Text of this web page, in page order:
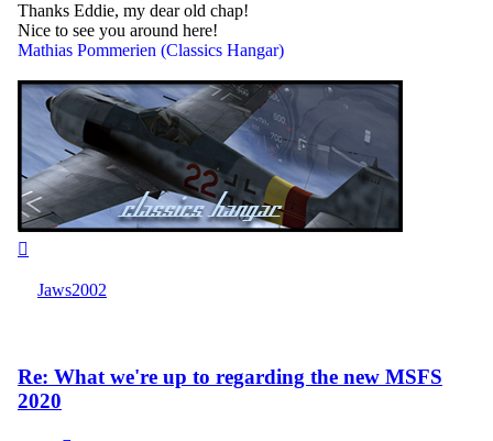
Thanks Eddie, my dear old chap!
Nice to see you around here!
Mathias Pommerien (Classics Hangar)
Jaws2002
Re: What we're up to regarding the new MSFS
2020